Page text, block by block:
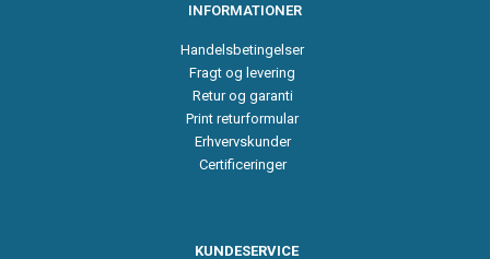
INFORMATIONER
Handelsbetingelser
Fragt og levering
Retur og garanti
Print returformular
Erhvervskunder
Certificeringer
KUNDESERVICE